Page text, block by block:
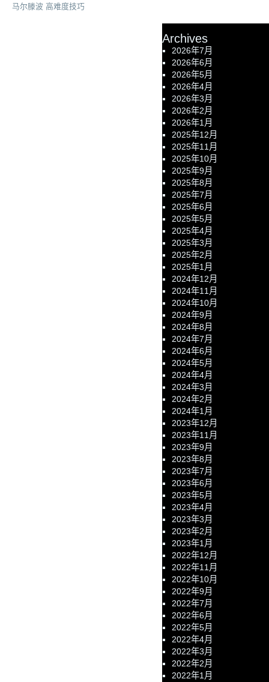
马尔滕波 高难度技巧
Archives
2026年7月
2026年6月
2026年5月
2026年4月
2026年3月
2026年2月
2026年1月
2025年12月
2025年11月
2025年10月
2025年9月
2025年8月
2025年7月
2025年6月
2025年5月
2025年4月
2025年3月
2025年2月
2025年1月
2024年12月
2024年11月
2024年10月
2024年9月
2024年8月
2024年7月
2024年6月
2024年5月
2024年4月
2024年3月
2024年2月
2024年1月
2023年12月
2023年11月
2023年9月
2023年8月
2023年7月
2023年6月
2023年5月
2023年4月
2023年3月
2023年2月
2023年1月
2022年12月
2022年11月
2022年10月
2022年9月
2022年7月
2022年6月
2022年5月
2022年4月
2022年3月
2022年2月
2022年1月